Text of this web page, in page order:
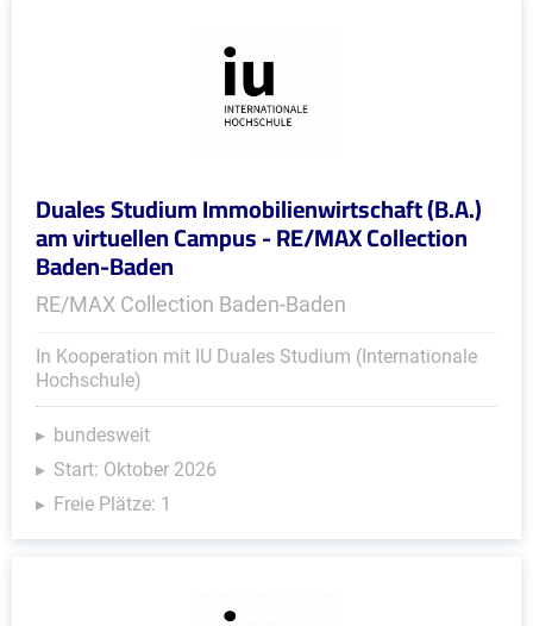
Duales Studium Immobilienwirtschaft (B.A.)
am virtuellen Campus - RE/MAX Collection
Baden-Baden
RE/MAX Collection Baden-Baden
In Kooperation mit IU Duales Studium (Internationale
Hochschule)
bundesweit
Start: Oktober 2026
Freie Plätze: 1